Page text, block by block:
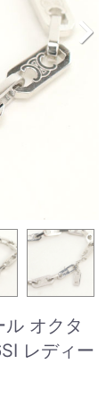
オクタ
レディー